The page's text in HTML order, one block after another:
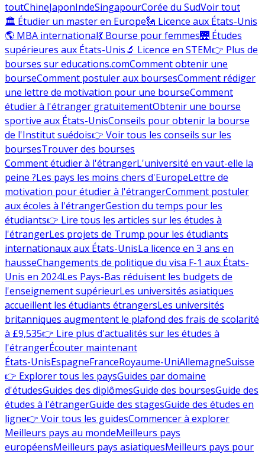
toutChineJaponIndeSingapourCorée du SudVoir tout
🏛 Étudier un master en Europe🗽 Licence aux États-Unis
🌎 MBA international💃 Bourse pour femmes🌉 Études
supérieures aux États-Unis🔬 Licence en STEM👉 Plus de
bourses sur educations.comComment obtenir une
bourseComment postuler aux boursesComment rédiger
une lettre de motivation pour une bourseComment
étudier à l'étranger gratuitementObtenir une bourse
sportive aux États-UnisConseils pour obtenir la bourse
de l'Institut suédois👉 Voir tous les conseils sur les
boursesTrouver des bourses
Comment étudier à l'étrangerL'université en vaut-elle la
peine ?Les pays les moins chers d'EuropeLettre de
motivation pour étudier à l'étrangerComment postuler
aux écoles à l'étrangerGestion du temps pour les
étudiants👉 Lire tous les articles sur les études à
l'étrangerLes projets de Trump pour les étudiants
internationaux aux États-UnisLa licence en 3 ans en
hausseChangements de politique du visa F-1 aux États-
Unis en 2024Les Pays-Bas réduisent les budgets de
l'enseignement supérieurLes universités asiatiques
accueillent les étudiants étrangersLes universités
britanniques augmentent le plafond des frais de scolarité
à £9,535👉 Lire plus d'actualités sur les études à
l'étrangerÉcouter maintenant
États-UnisEspagneFranceRoyaume-UniAllemagneSuisse
👉 Explorer tous les paysGuides par domaine
d'étudesGuides des diplômesGuide des boursesGuide des
études à l'étrangerGuide des stagesGuide des études en
ligne👉 Voir tous les guidesCommencer à explorer
Meilleurs pays au mondeMeilleurs pays
européensMeilleurs pays asiatiquesMeilleurs pays pour